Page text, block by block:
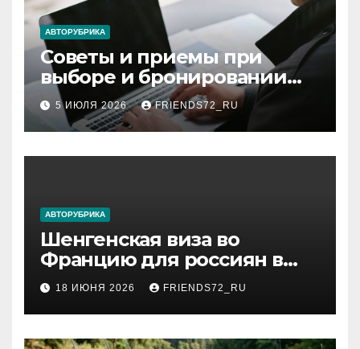
АВТОРУБРИКА
Советы и приемы при
выборе и бронировании
авиабилетов
5 ИЮЛЯ 2026 FRIENDS72_RU
АВТОРУБРИКА
Шенгенская виза во
Францию для россиян в
2026 году: сроки от 3 дней
и список необходимых
документов
18 ИЮНЯ 2026 FRIENDS72_RU